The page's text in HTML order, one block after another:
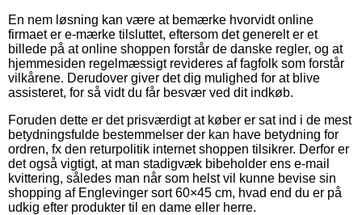
En nem løsning kan være at bemærke hvorvidt online
firmaet er e-mærke tilsluttet, eftersom det generelt er et
billede på at online shoppen forstår de danske regler, og at
hjemmesiden regelmæssigt revideres af fagfolk som forstår
vilkårene. Derudover giver det dig mulighed for at blive
assisteret, for så vidt du får besvær ved dit indkøb.
Foruden dette er det prisværdigt at køber er sat ind i de mest
betydningsfulde bestemmelser der kan have betydning for
ordren, fx den returpolitik internet shoppen tilsikrer. Derfor er
det også vigtigt, at man stadigvæk bibeholder ens e-mail
kvittering, således man når som helst vil kunne bevise sin
shopping af Englevinger sort 60×45 cm, hvad end du er på
udkig efter produkter til en dame eller herre.